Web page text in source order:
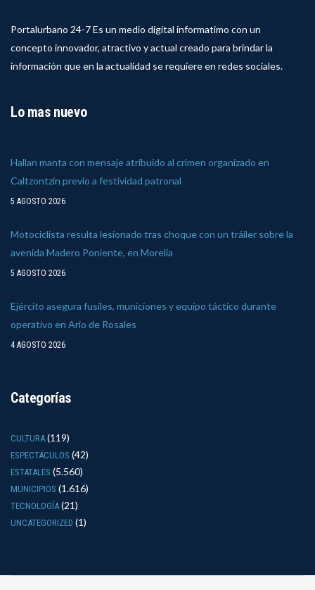
Portalurbano 24-7 Es un medio digital informatimo con un
concepto innovador, atractivo y actual creado para brindar la
información que en la actualidad se requiere en redes sociales.
Lo mas nuevo
Hallan manta con mensaje atribuido al crimen organizado en
Caltzontzin previo a festividad patronal
5 AGOSTO 2026
Motociclista resulta lesionado tras choque con un tráiler sobre la
avenida Madero Poniente, en Morelia
5 AGOSTO 2026
Ejército asegura fusiles, municiones y equipo táctico durante
operativo en Ario de Rosales
4 AGOSTO 2026
Categorías
CULTURA (119)
ESPECTÁCULOS (42)
ESTATALES (5.560)
MUNICIPIOS (1.616)
TECNOLOGÍA (21)
UNCATEGORIZED (1)